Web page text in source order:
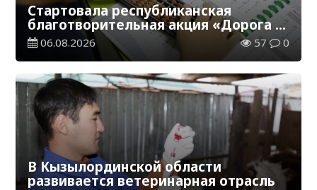
Стартовала республиканская
благотворительная акция «Дорога в
школу»
06.08.2026 57 0
В Кызылординской области
развивается ветеринарная отрасль